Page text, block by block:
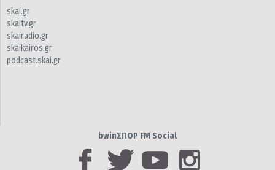
skai.gr
skaitv.gr
skairadio.gr
skaikairos.gr
podcast.skai.gr
bwinΣΠΟΡ FM Social